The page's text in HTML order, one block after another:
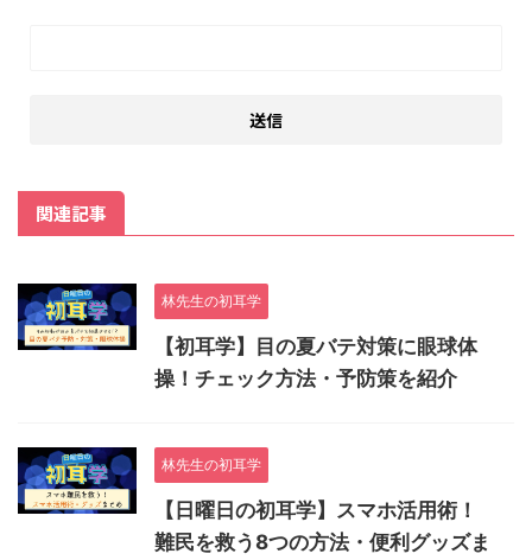
関連記事
林先生の初耳学
【初耳学】目の夏バテ対策に眼球体
操！チェック方法・予防策を紹介
林先生の初耳学
【日曜日の初耳学】スマホ活用術！
難民を救う8つの方法・便利グッズま